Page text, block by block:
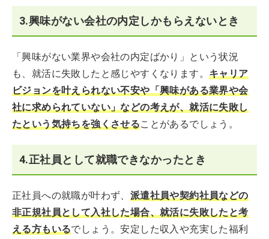
3.興味がない会社の内定しかもらえないとき
「興味がない業界や会社の内定ばかり」という状況
も、就活に失敗したと感じやすくなります。 キャリア
ビジョンを叶えられない不安や「興味がある業界や会
社に求められていない」などの考えが、就活に失敗し
たという気持ちを強くさせることがあるでしょう。
4.正社員として就職できなかったとき
正社員への就職が叶わず、 派遣社員や契約社員などの
非正規社員として入社した場合、就活に失敗したと考
える方もいるでしょう。安定した収入や充実した福利